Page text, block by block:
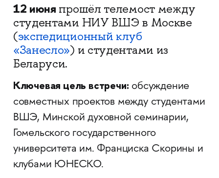
12 июня прошёл телемост между
студентами НИУ ВШЭ в Москве
(экспедиционный клуб
«Занесло») и студентами из
Беларуси.
Ключевая цель встречи: обсуждение
совместных проектов между студентами
ВШЭ, Минской духовной семинарии,
Гомельского государственного
университета им. Франциска Скорины и
клубами ЮНЕСКО.